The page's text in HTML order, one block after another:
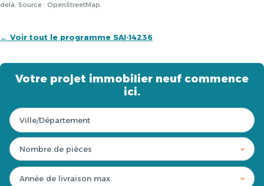
delà. Source : OpenStreetMap.
← Voir tout le programme SAI-14236
Votre projet immobilier neuf commence
ici.